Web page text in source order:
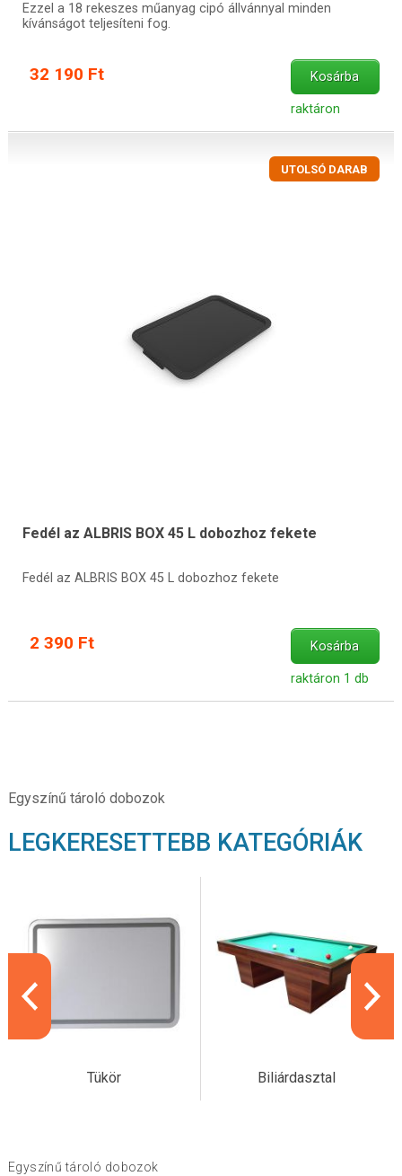
Ezzel a 18 rekeszes műanyag cipó állvánnyal minden
kívánságot teljesíteni fog.
32 190 Ft Kosárba
raktáron
UTOLSÓ DARAB
Fedél az ALBRIS BOX 45 L dobozhoz fekete
Fedél az ALBRIS BOX 45 L dobozhoz fekete
2 390 Ft Kosárba
raktáron 1 db
Egyszínű tároló dobozok
LEGKERESETTEBB KATEGÓRIÁK
Tükör Biliárdasztal
Egyszínű tároló dobozok